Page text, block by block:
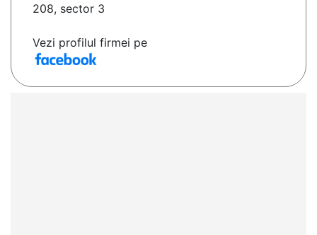
208, sector 3
Vezi profilul firmei pe